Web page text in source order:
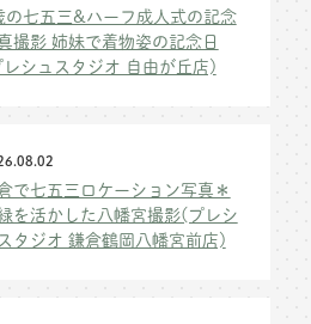
の七五三&ハーフ成人式の記念
撮影 姉妹で着物姿の記念日
シュスタジオ 自由が丘店)
で七五三ロケーション写真＊
を活かした八幡宮撮影(プレシ
タジオ 鎌倉鶴岡八幡宮前店)